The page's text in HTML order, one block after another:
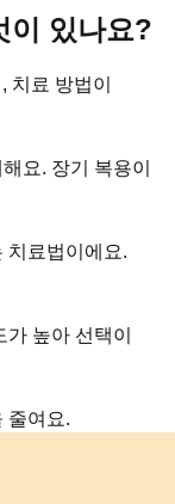
이 있나요?
치료 방법이
요. 장기 복용이
치료법이에요.
높아 선택이
줄여요.